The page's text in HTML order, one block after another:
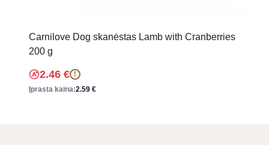
Carnilove Dog skanėstas Lamb with Cranberries
200 g
2.46 € !
Įprasta kaina:2.59 €